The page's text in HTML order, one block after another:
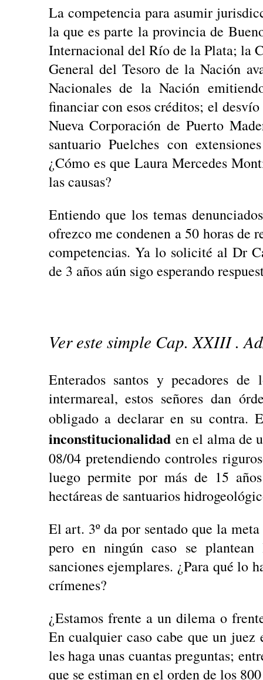
La competencia para asumir
la que es parte la provincia de
Internacional del Río de la Plata; la
General del Tesoro de la Nación
Nacionales de la Nación
financiar con esos créditos; el
Nueva Corporación de Puerto
santuario Puelches con
¿Cómo es que Laura Mercedes
las causas?
Entiendo que los temas
ofrezco me condenen a 50 horas de
competencias. Ya lo solicité al Dr
de 3 años aún sigo esperando
Ver este simple Cap. XXIII .
Enterados santos y pecadores
intermareal, estos señores dan
obligado a declarar en su
inconstitucionalidaden el alma de
08/04 pretendiendo controles
luego permite por más de 15
hectáreas de santuarios
El art. 3º da por sentado que la
pero en ningún caso se
sanciones ejemplares. ¿Para qué lo
crímenes?
¿Estamos frente a un dilema o
En cualquier caso cabe que un
les haga unas cuantas preguntas;
que se estiman en el orden de los